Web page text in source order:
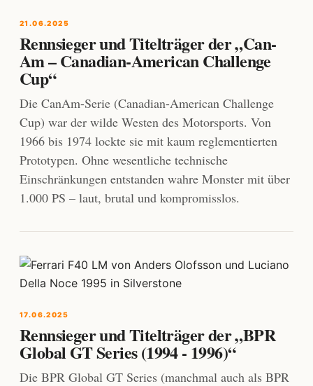
21.06.2025
Rennsieger und Titelträger der „Can-
Am – Canadian-American Challenge
Cup“
Die CanAm-Serie (Canadian-American Challenge
Cup) war der wilde Westen des Motorsports. Von
1966 bis 1974 lockte sie mit kaum reglementierten
Prototypen. Ohne wesentliche technische
Einschränkungen entstanden wahre Monster mit über
1.000 PS – laut, brutal und kompromisslos.
17.06.2025
Rennsieger und Titelträger der „BPR
Global GT Series (1994 - 1996)“
Die BPR Global GT Series (manchmal auch als BPR